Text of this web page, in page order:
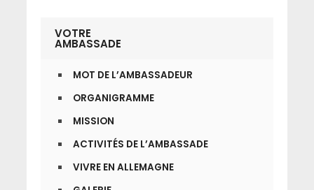
VOTRE
AMBASSADE
MOT DE L’AMBASSADEUR
ORGANIGRAMME
MISSION
ACTIVITÉS DE L’AMBASSADE
VIVRE EN ALLEMAGNE